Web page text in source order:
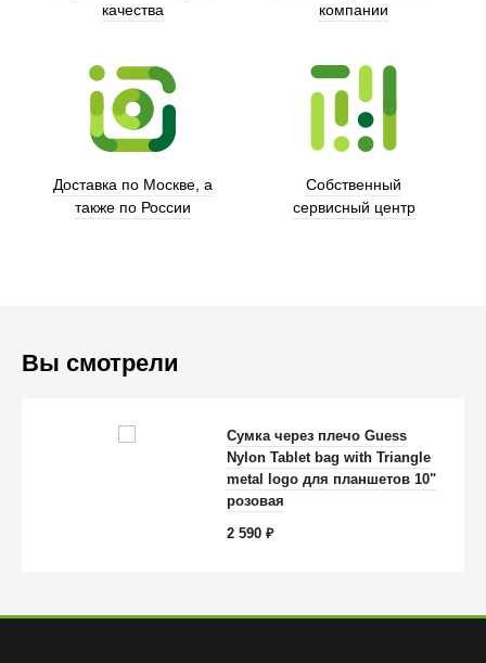
Anker
качества
компании
Доставка по Москве, а
также по России
Собственный
сервисный центр
Вы смотрели
Сумка через плечо Guess
Nylon Tablet bag with Triangle
metal logo для планшетов 10"
розовая
2 590₽